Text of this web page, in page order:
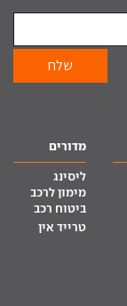
מדורים
ליסינג
מימון לרכב
ביטוח רכב
טרייד אין